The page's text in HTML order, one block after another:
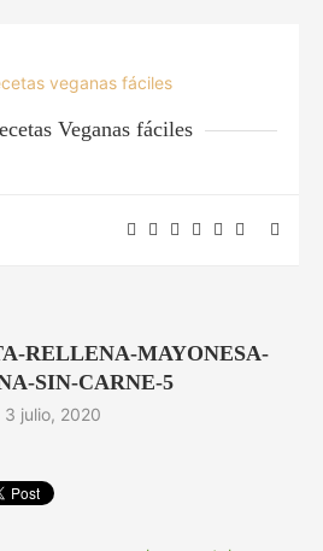
Veganas fáciles
RELLENA-MAYONESA-
SIN-CARNE-5
3 julio, 2020